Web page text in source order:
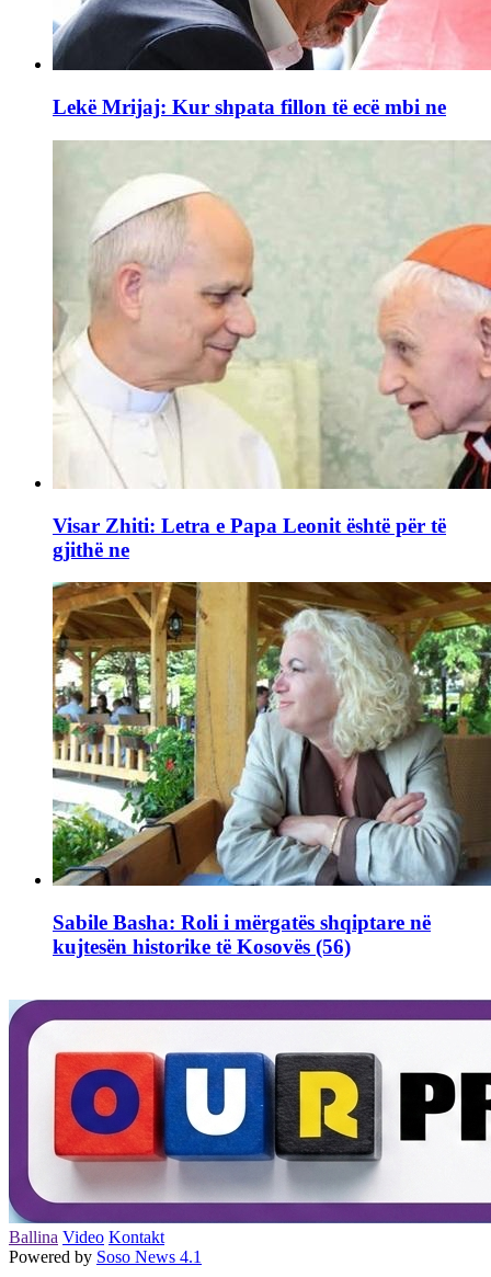
Lekë Mrijaj: Kur shpata fillon të ecë mbi ne
Visar Zhiti: Letra e Papa Leonit është për të
gjithë ne
Sabile Basha: Roli i mërgatës shqiptare në
kujtesën historike të Kosovës (56)
Ballina Video Kontakt
Powered by Soso News 4.1